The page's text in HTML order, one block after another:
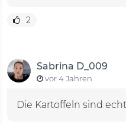
2
Sabrina D_009
vor 4 Jahren
Die Kartoffeln sind